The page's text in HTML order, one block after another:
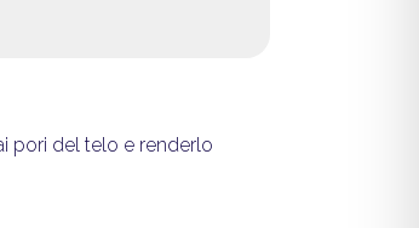
pori del telo e renderlo